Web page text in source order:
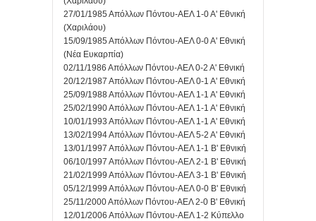
27/01/1985 Απόλλων Πόντου-ΑΕΛ 1-0 Α' Εθνική
(Χαριλάου)
15/09/1985 Απόλλων Πόντου-ΑΕΛ 0-0 Α' Εθνική
(Νέα Ευκαρπία)
02/11/1986 Απόλλων Πόντου-ΑΕΛ 0-2 Α' Εθνική
20/12/1987 Απόλλων Πόντου-ΑΕΛ 0-1 Α' Εθνική
25/09/1988 Απόλλων Πόντου-ΑΕΛ 1-1 Α' Εθνική
25/02/1990 Απόλλων Πόντου-ΑΕΛ 1-1 Α' Εθνική
10/01/1993 Απόλλων Πόντου-ΑΕΛ 1-1 Α' Εθνική
13/02/1994 Απόλλων Πόντου-ΑΕΛ 5-2 Α' Εθνική
13/01/1997 Απόλλων Πόντου-ΑΕΛ 1-1 Β' Εθνική
06/10/1997 Απόλλων Πόντου-ΑΕΛ 2-1 Β' Εθνική
21/02/1999 Απόλλων Πόντου-ΑΕΛ 3-1 Β' Εθνική
05/12/1999 Απόλλων Πόντου-ΑΕΛ 0-0 Β' Εθνική
25/11/2000 Απόλλων Πόντου-ΑΕΛ 2-0 Β' Εθνική
12/01/2006 Απόλλων Πόντου-ΑΕΛ 1-2 Κύπελλο